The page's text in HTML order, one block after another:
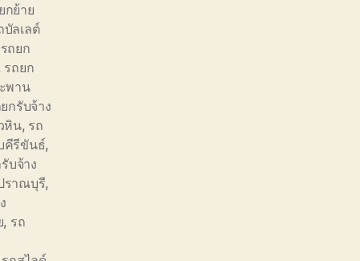
กย้าย
บัลเลต์
รถยก
รถยก
พาน
กรับจ้าง
หิน, รถ
คีรีขันธ์,
บจ้าง
ราณบุรี,
, รถ